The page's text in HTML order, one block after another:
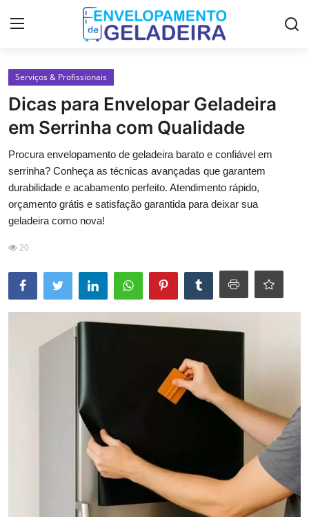
Login
Home
Curso de Envelopamento de
Geladeira
Materiais & Ferramentas
Galeria
Serviços & Profissionais
Dicas para Envelopar Geladeira
em Serrinha com Qualidade
Procura envelopamento de geladeira barato e confiável em
serrinha? Conheça as técnicas avançadas que garantem
durabilidade e acabamento perfeito. Atendimento rápido,
orçamento grátis e satisfação garantida para deixar sua
geladeira como nova!
20